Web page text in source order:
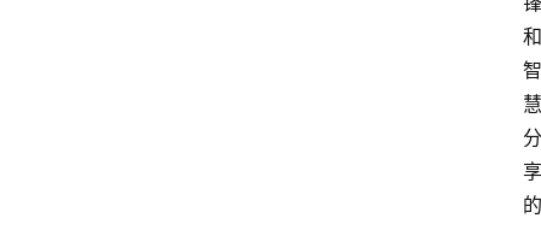
和
智
慧
分
享
的